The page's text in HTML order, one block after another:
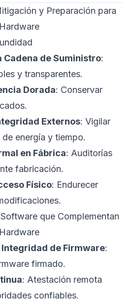
y Preparación para
Cadena de Suministro:
y transparentes.
Dorada: Conservar
Externos: Vigilar
energía y tiempo.
en Fábrica: Auditorías
fabricación.
Físico: Endurecer
que Complementan
de Firmware:
firmado.
: Atestación remota
confiables.